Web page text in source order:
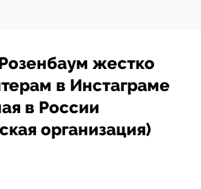
жестко
в Инстаграме
в России
организация)